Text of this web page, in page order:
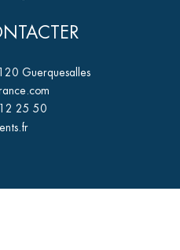
Guerquesalles
25 50